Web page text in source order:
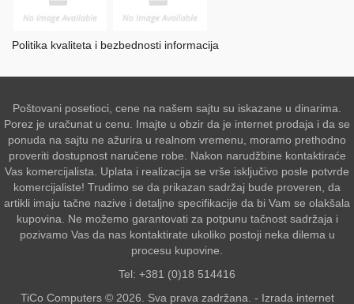
Politika kvaliteta i bezbednosti informacija
Poštovani posetioci, cene na našem sajtu su iskazane u dinarima.
Porez je uračunat u cenu. Imajte u obzir da je internet prodaja i da se
ponuda na sajtu ne ažurira u realnom vremenu, moramo prethodno
proveriti dostupnost naručene robe. Nakon narudžbine kontaktiraće
Vas komercijalista. Uplata i realizacija se vrše isključivo posle potvrde
komercijaliste! Trudimo se da prikazan sadržaj bude proveren, da
artikli imaju tačne nazive i detaljne specifikacije da bi Vam se olakšala
kupovina. Ne možemo garantovati za potpunu tačnost sadržaja i
pozivamo Vas da nas kontaktirate ukoliko postoji neka dilema u
procesu kupovine.
Tel: +381 (0)18 514416
TiCo Computers © 2026. Sva prava zadržana. - Izrada internet